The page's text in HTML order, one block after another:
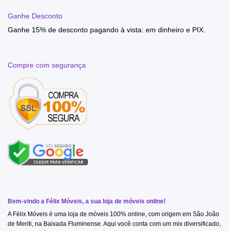
Ganhe Desconto
Ganhe 15% de desconto pagando à vista: em dinheiro e PIX.
Compre com segurança
Bem-vindo a Félix Móveis, a sua loja de móveis online!
A Félix Móveis é uma loja de móveis 100% online, com origem em São João
de Meriti, na Baixada Fluminense. Aqui você conta com um mix diversificado,